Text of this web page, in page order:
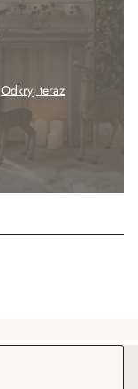
Odkryj teraz